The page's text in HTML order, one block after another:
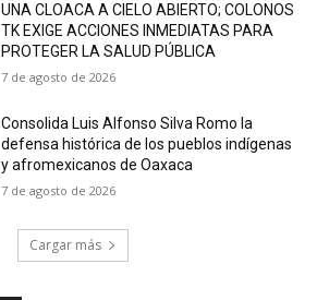
UNA CLOACA A CIELO ABIERTO; COLONOS
TK EXIGE ACCIONES INMEDIATAS PARA
PROTEGER LA SALUD PÚBLICA
7 de agosto de 2026
Consolida Luis Alfonso Silva Romo la
defensa histórica de los pueblos indígenas
y afromexicanos de Oaxaca
7 de agosto de 2026
Cargar más